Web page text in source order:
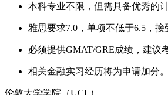
本科专业不限，但需具备优秀的计
雅思要求7.0，单项不低于6.5，接
必须提供GMAT/GRE成绩，建议
相关金融实习经历将为申请加分。
伦敦大学学院（UCL）